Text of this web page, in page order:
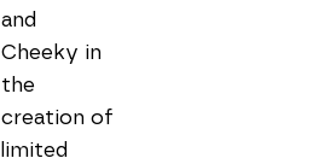
and
Cheeky in
the
creation of
limited